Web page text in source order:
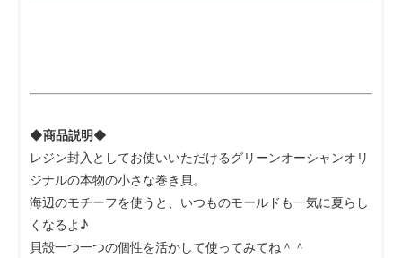
◆商品説明◆
レジン封入としてお使いいただけるグリーンオーシャンオリ
ジナルの本物の小さな巻き貝。
海辺のモチーフを使うと、いつものモールドも一気に夏らし
くなるよ♪
貝殻一つ一つの個性を活かして使ってみてね＾＾